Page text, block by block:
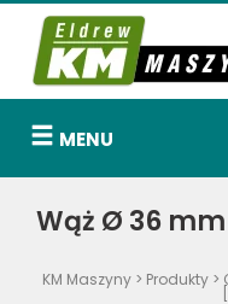
MENU
Wąż Ø 36
KM Maszyny > Produkty >